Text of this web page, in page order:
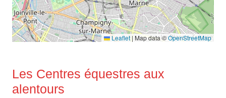
Leaflet | Map data ©OpenStreetMap
Les Centres équestres aux
alentours